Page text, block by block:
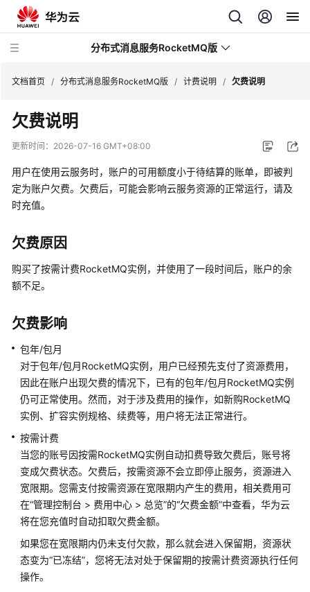
分布式消息服务RocketMQ版
最
新
态
服
公
告
产
绍
计
费
说
明
计
费
概
述
费
模
式
文档首页 / 分布式消息服务RocketMQ版 / 计费说明 / 欠费说明
欠费说明
更新时间： 2026-07-16 GMT+08:00
用户在使用云服务时，账户的可用额度小于待结算的账单，即被判
定为账户欠费。欠费后，可能会影响云服务资源的正常运行，请及
时充值。
欠费原因
购买了按需计费RocketMQ实例，并使用了一段时间后，账户的余
额不足。
欠费影响
包年/包月
对于包年/包月RocketMQ实例，用户已经预先支付了资源费用，
因此在账户出现欠费的情况下，已有的包年/包月RocketMQ实例
仍可正常使用。然而，对于涉及费用的操作，如新购RocketMQ
实例、扩容实例规格、续费等，用户将无法正常进行。
按需计费
当您的账号因按需RocketMQ实例自动扣费导致欠费后，账号将
变成欠费状态。欠费后，按需资源不会立即停止服务，资源进入
宽限期。您需支付按需资源在宽限期内产生的费用，相关费用可
在“管理控制台 > 费用中心 > 总览”的“欠费金额”中查看，华为云
将在您充值时自动扣取欠费金额。
如果您在宽限期内仍未支付欠款，那么就会进入保留期，资源状
态变为“已冻结”，您将无法对处于保留期的按需计费资源执行任何
操作。